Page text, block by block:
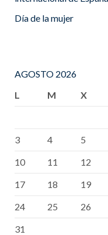
Día de la mujer
AGOSTO 2026
L
M X
3
4 5
10
11 12
17
18 19
24
25 26
31